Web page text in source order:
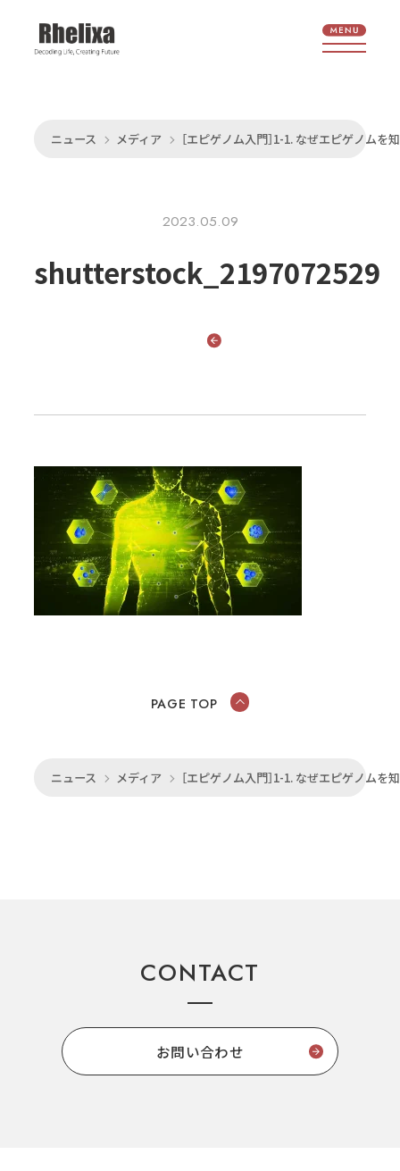
ニュース メディア ［エピゲノム入門］1-1. なぜエピゲノムを
2023.05.09
shutterstock_2197072529
ニュース メディア ［エピゲノム入門］1-1. なぜエピゲノムを
PAGE TOP
CONTACT
お問い合わせ